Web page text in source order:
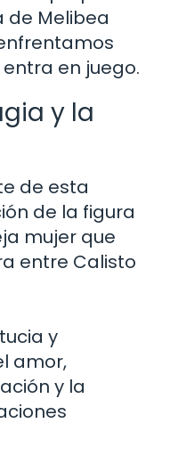
de Melibea
en juego.
y la
de esta
de la figura
mujer que
entre Calisto
y
amor,
y la